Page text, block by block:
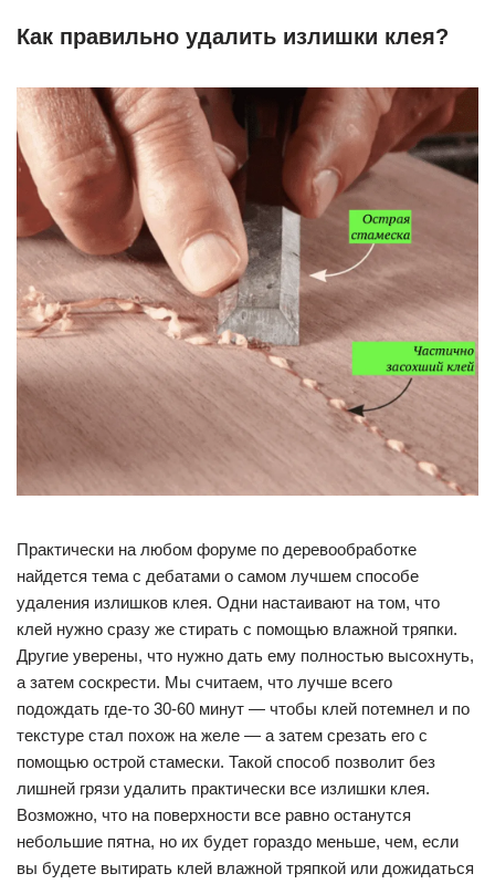
Как правильно удалить излишки клея?
Практически на любом форуме по деревообработке
найдется тема с дебатами о самом лучшем способе
удаления излишков клея. Одни настаивают на том, что
клей нужно сразу же стирать с помощью влажной тряпки.
Другие уверены, что нужно дать ему полностью высохнуть,
а затем соскрести. Мы считаем, что лучше всего
подождать где-то 30-60 минут — чтобы клей потемнел и по
текстуре стал похож на желе — а затем срезать его с
помощью острой стамески. Такой способ позволит без
лишней грязи удалить практически все излишки клея.
Возможно, что на поверхности все равно останутся
небольшие пятна, но их будет гораздо меньше, чем, если
вы будете вытирать клей влажной тряпкой или дожидаться